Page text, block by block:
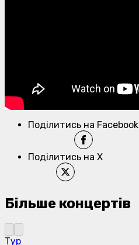
Поділитись на Facebook
Поділитись на X
Більше концертів
Тур